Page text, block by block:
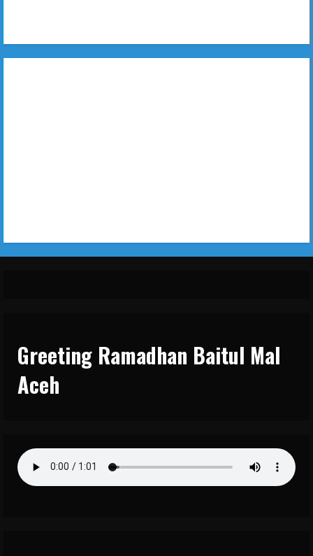
Greeting Ramadhan Baitul Mal
Aceh